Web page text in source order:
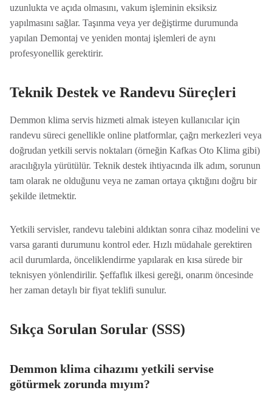
uzunlukta ve açıda olmasını, vakum işleminin eksiksiz
yapılmasını sağlar. Taşınma veya yer değiştirme durumunda
yapılan Demontaj ve yeniden montaj işlemleri de aynı
profesyonellik gerektirir.
Teknik Destek ve Randevu Süreçleri
Demmon klima servis hizmeti almak isteyen kullanıcılar için
randevu süreci genellikle online platformlar, çağrı merkezleri veya
doğrudan yetkili servis noktaları (örneğin Kafkas Oto Klima gibi)
aracılığıyla yürütülür. Teknik destek ihtiyacında ilk adım, sorunun
tam olarak ne olduğunu veya ne zaman ortaya çıktığını doğru bir
şekilde iletmektir.
Yetkili servisler, randevu talebini aldıktan sonra cihaz modelini ve
varsa garanti durumunu kontrol eder. Hızlı müdahale gerektiren
acil durumlarda, önceliklendirme yapılarak en kısa sürede bir
teknisyen yönlendirilir. Şeffaflık ilkesi gereği, onarım öncesinde
her zaman detaylı bir fiyat teklifi sunulur.
Sıkça Sorulan Sorular (SSS)
Demmon klima cihazımı yetkili servise
götürmek zorunda mıyım?